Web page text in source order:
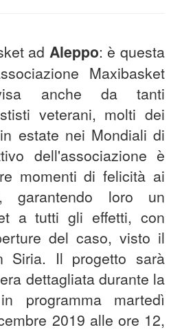
ad Aleppo: è questa
Maxibasket
anche da tanti
veterani, molti dei
estate nei Mondiali di
dell'associazione è
momenti di felicità ai
garantendo loro un
a tutti gli effetti, con
del caso, visto il
Siria. Il progetto sarà
dettagliata durante la
programma martedì
2019 alle ore 12,